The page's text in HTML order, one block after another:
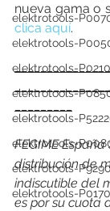
elektrotools-
elektrotools-
elektrotools-
elektrotools-
elektrotools-
elektrotools-
elektrotools-
elektrotools-
clica aquí.
FEGIME España
distribución de
indiscutible del
es por su cuota